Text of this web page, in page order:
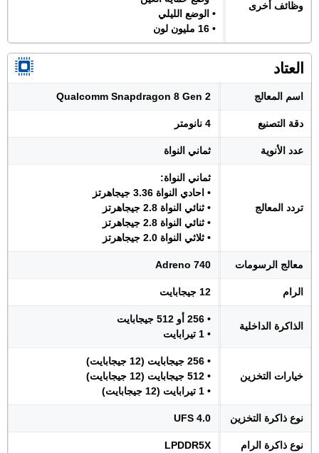
وظائف أخرى
• الوضع الليلي
• 16 مليون لون
العتاد
اسم المعالج Qualcomm Snapdragon 8 Gen 2
دقة التصنيع 4 نانومتر
عدد الأنوية ثماني النواة
تردد المعالج
ثماني النواة:
• احادي النواة 3.36 جيجاهرتز
• ثنائي النواة 2.8 جيجاهرتز
• ثنائي النواة 2.8 جيجاهرتز
• ثلاثي النواة 2.0 جيجاهرتز
معالج الرسومات Adreno 740
الرام 12 جيجابايت
الذاكرة الداخلية
• 256 أو 512 جيجابايت
• 1 تيرابايت
خيارات التخزين
• 256 جيجابايت (12 جيجابايت)
• 512 جيجابايت (12 جيجابايت)
• 1 تيرابايت (12 جيجابايت)
نوع ذاكرة التخزين UFS 4.0
نوع ذاكرة الرام LPDDR5X